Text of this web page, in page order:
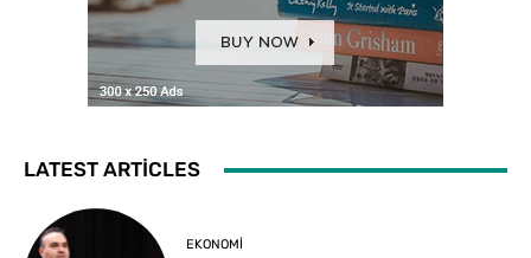
LATEST ARTICLES
EKONOMI